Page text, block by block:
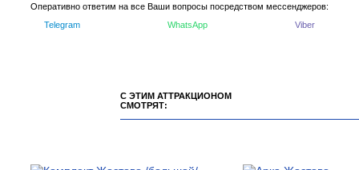
Оперативно ответим на все Ваши вопросы посредством мессенджеров:
Telegram
WhatsApp Viber
С ЭТИМ АТТРАКЦИОНОМ
СМОТРЯТ: